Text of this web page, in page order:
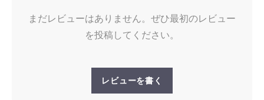
まだレビューはありません。ぜひ最初のレビュー
を投稿してください。
レビューを書く